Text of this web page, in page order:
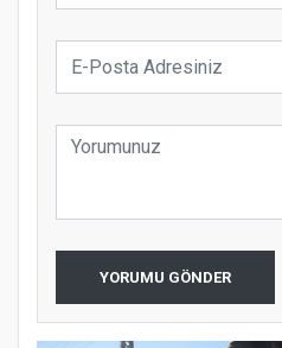
YORUMU GÖNDER